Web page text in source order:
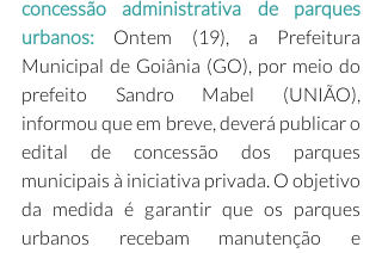
concessão administrativa de parques
urbanos: Ontem (19), a Prefeitura
Municipal de Goiânia (GO), por meio do
prefeito Sandro Mabel (UNIÃO),
informou que em breve, deverá publicar o
edital de concessão dos parques
municipais à iniciativa privada. O objetivo
da medida é garantir que os parques
urbanos recebam manutenção e